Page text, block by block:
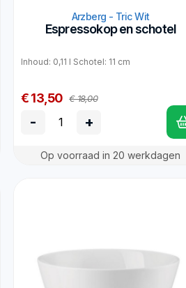
Arzberg - Tric Wit
Espressokop en schotel
Inhoud: 0,11 l Schotel: 11 cm
€ 13,50 € 18,00
- +
Op voorraad in 20 werkdagen